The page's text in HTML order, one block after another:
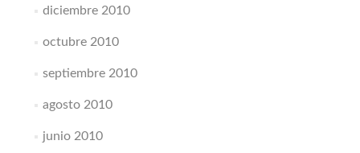
diciembre 2010
octubre 2010
septiembre 2010
agosto 2010
junio 2010